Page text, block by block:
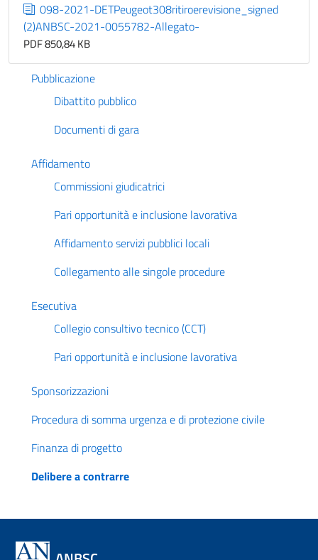
098-2021-DETPeugeot308ritiroerevisione_signed
(2)ANBSC-2021-0055782-Allegato-
PDF 850,84 KB
Pubblicazione
Dibattito pubblico
Documenti di gara
Affidamento
Commissioni giudicatrici
Pari opportunità e inclusione lavorativa
Affidamento servizi pubblici locali
Collegamento alle singole procedure
Esecutiva
Collegio consultivo tecnico (CCT)
Pari opportunità e inclusione lavorativa
Sponsorizzazioni
Procedura di somma urgenza e di protezione civile
Finanza di progetto
Delibere a contrarre